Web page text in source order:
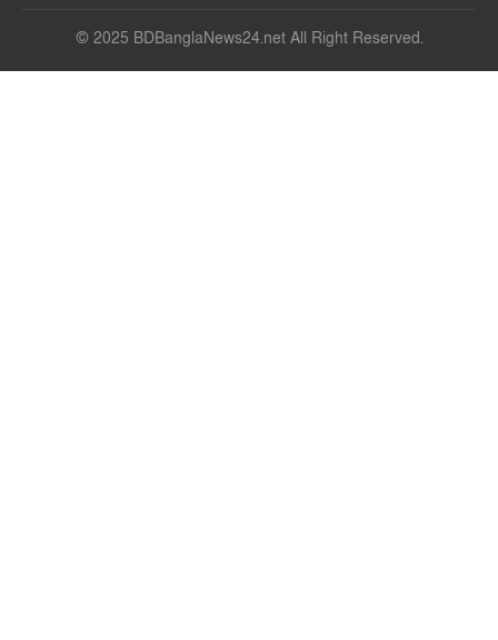
© 2025 BDBanglaNews24.net All Right Reserved.